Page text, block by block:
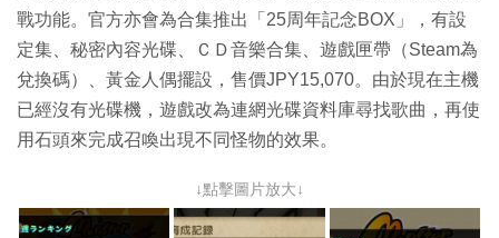
戰功能。官方亦會為合集推出「25周年記念BOX」，有設
定集、秘密內容光碟、ＣＤ音樂合集、遊戲匣帶（Steam為
兌換碼）、黃金人偶擺設，售價JPY15,070。由於現在主機
已經沒有光碟機，遊戲改為連網光碟資料庫尋找歌曲，再使
用石頭來完成召喚出現不同怪物的效果。
↓點擊圖片放大↓